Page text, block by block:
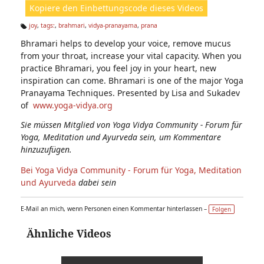
Kopiere den Einbettungscode dieses Videos
g
s:
joy, tags:, brahmari, vidya-pranayama, prana
Bhramari helps to develop your voice, remove mucus
from your throat, increase your vital capacity. When you
practice Bhramari, you feel joy in your heart, new
inspiration can come. Bhramari is one of the major Yoga
Pranayama Techniques. Presented by Lisa and Sukadev
of www.yoga-vidya.org
Sie müssen Mitglied von Yoga Vidya Community - Forum für
Yoga, Meditation und Ayurveda sein, um Kommentare
hinzuzufügen.
Bei Yoga Vidya Community - Forum für Yoga, Meditation
und Ayurveda dabei sein
E-Mail an mich, wenn Personen einen Kommentar hinterlassen – Folgen
Ähnliche Videos